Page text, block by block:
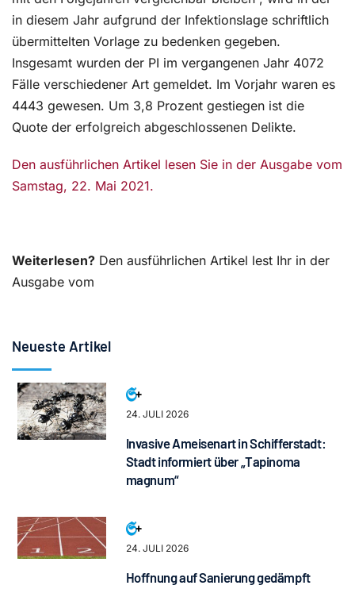
in diesem Jahr aufgrund der Infektionslage schriftlich
übermittelten Vorlage zu bedenken gegeben.
Insgesamt wurden der PI im vergangenen Jahr 4072
Fälle verschiedener Art gemeldet. Im Vorjahr waren es
4443 gewesen. Um 3,8 Prozent gestiegen ist die
Quote der erfolgreich abgeschlossenen Delikte.
Den ausführlichen Artikel lesen Sie in der Ausgabe vom
Samstag, 22. Mai 2021.
Weiterlesen? Den ausführlichen Artikel lest Ihr in der
Ausgabe vom
Neueste Artikel
24. JULI 2026
Invasive Ameisenart in Schifferstadt:
Stadt informiert über „Tapinoma
magnum“
24. JULI 2026
Hoffnung auf Sanierung gedämpft